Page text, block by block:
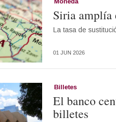
Siria amplía
La tasa de
01 JUN 2026
Billetes
El banco
billetes